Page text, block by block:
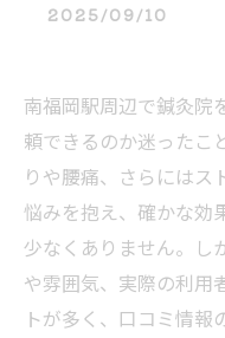
2025/09/10
南福岡駅周辺で鍼灸院
頼できるのか迷ったこ
りや腰痛、さらにはス
悩みを抱え、確かな効
少なくありません。し
や雰囲気、実際の利用
トが多く、口コミ情報